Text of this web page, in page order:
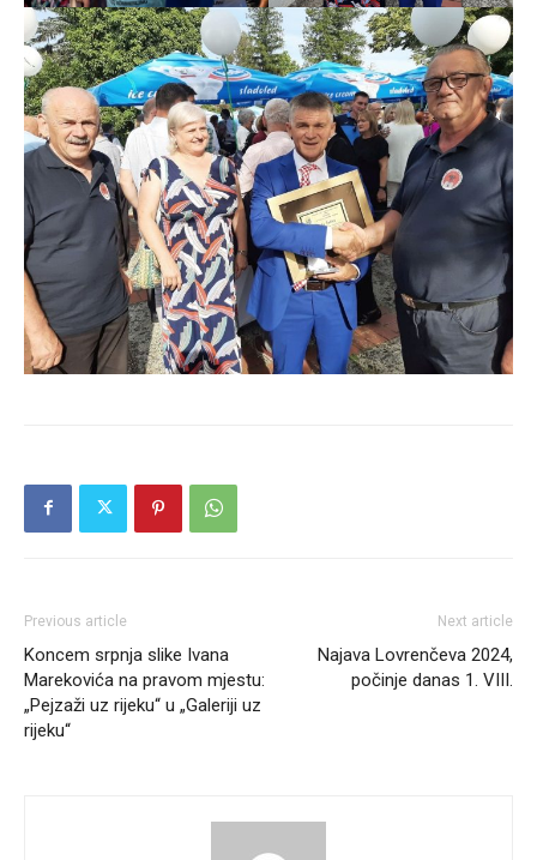
Previous article
Koncem srpnja slike Ivana
Marekovića na pravom mjestu:
„Pejzaži uz rijeku“ u „Galeriji uz
rijeku“
Next article
Najava Lovrenčeva 2024,
počinje danas 1. VIII.